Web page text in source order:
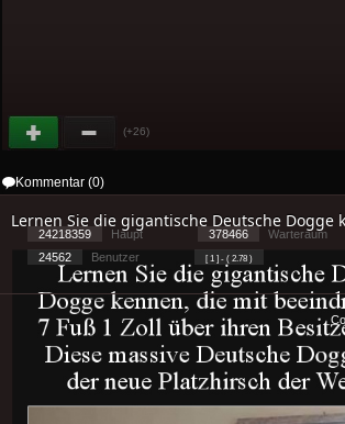
(+26)
Kommentar (0)
Lernen Sie die gigantische Deutsche Dogge
24218359 Haupt 378466
Warteraum
24562
Benutzer [ 1 ] - ( 2.78 )